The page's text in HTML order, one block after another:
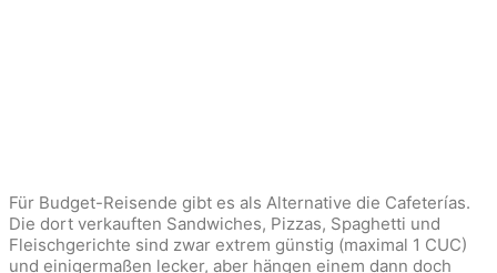
Für Budget-Reisende gibt es als Alternative die Cafeterías.
Die dort verkauften Sandwiches, Pizzas, Spaghetti und
Fleischgerichte sind zwar extrem günstig (maximal 1 CUC)
und einigermaßen lecker, aber hängen einem dann doch